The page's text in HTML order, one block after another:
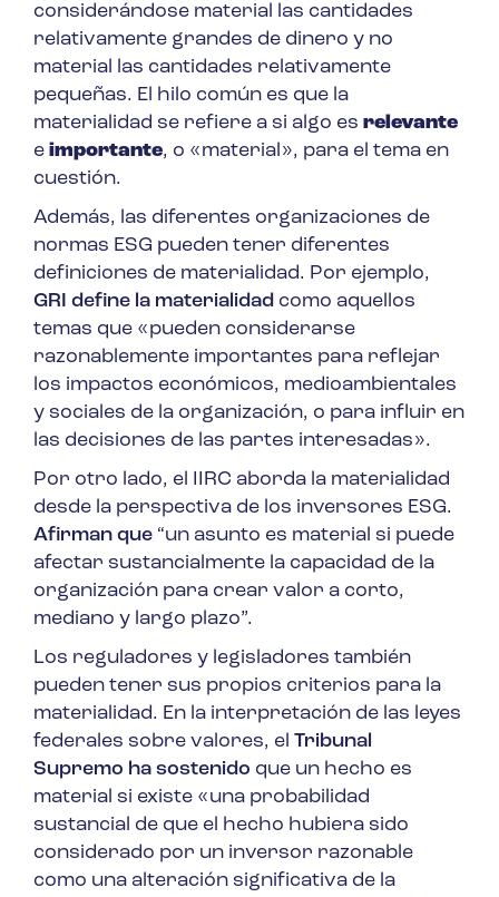
considerándose material las cantidades
relativamente grandes de dinero y no
material las cantidades relativamente
pequeñas. El hilo común es que la
materialidad se refiere a si algo es relevante
e importante, o «material», para el tema en
cuestión.
Además, las diferentes organizaciones de
normas ESG pueden tener diferentes
definiciones de materialidad. Por ejemplo,
GRI define la materialidad como aquellos
temas que «pueden considerarse
razonablemente importantes para reflejar
los impactos económicos, medioambientales
y sociales de la organización, o para influir en
las decisiones de las partes interesadas».
Por otro lado, el IIRC aborda la materialidad
desde la perspectiva de los inversores ESG.
Afirman que “un asunto es material si puede
afectar sustancialmente la capacidad de la
organización para crear valor a corto,
mediano y largo plazo”.
Los reguladores y legisladores también
pueden tener sus propios criterios para la
materialidad. En la interpretación de las leyes
federales sobre valores, el Tribunal
Supremo ha sostenido que un hecho es
material si existe «una probabilidad
sustancial de que el hecho hubiera sido
considerado por un inversor razonable
como una alteración significativa de la